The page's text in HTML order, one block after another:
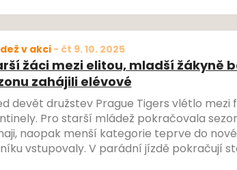
do vyššího koše.
v akci- čt 9. 10. 2025
žáci mezi elitou, mladší žákyně
zahájili elévové
devět družstev Prague Tigers vlétlo mezi
Pro starší mládež pokračovala
naopak menší kategorie teprve do
vstupovaly. V parádní jízdě pokračují